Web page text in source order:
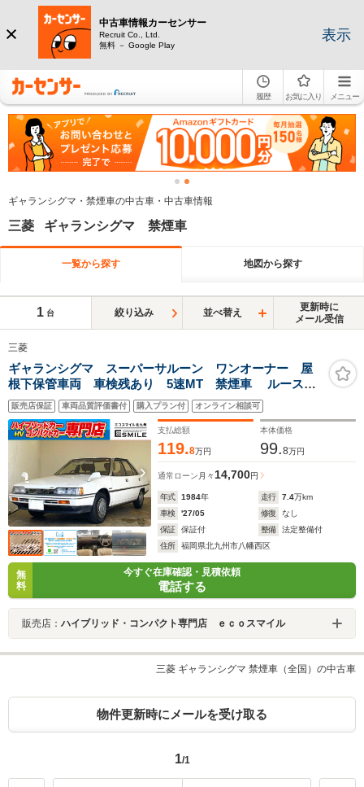
中古車情報カーセンサー
Recruit Co., Ltd.
無料 － Google Play
表示
履歴 お気に入り メニュー
ギャランシグマ・禁煙車の中古車・中古車情報
三菱 ギャランシグマ 禁煙車
一覧から探す 地図から探す
1 台 絞り込み 並べ替え
更新時に
メール受信
三菱
ギャランシグマ スーパーサルーン ワンオーナー 屋
根下保管車両 車検残あり 5速MT 禁煙車 ルースク
ッションシート エアコン 旧車
販売店保証 車両品質評価書付 購入プラン付 オンライン相談可
支払総額
119.8万円
本体価格
99.8万円
通常ローン 月々14,700円
年式 1984年 走行 7.4万km
車検
'27/05 修復
なし
保証
保証付 整備
法定整備付
住所
福岡県北九州市八幡西区
無
料
今すぐ在庫確認・見積依頼
電話する
販売店： ハイブリッド・コンパクト専門店 ｅｃｏスマイル
三菱 ギャランシグマ 禁煙車（全国）の中古車
物件更新時にメールを受け取る
1/1